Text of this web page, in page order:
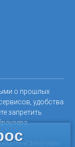
о прошлых
удобства
запретить
«Ctrl+Enter»